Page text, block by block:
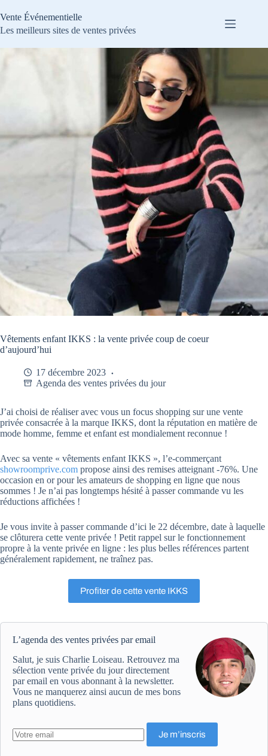
au
contenu
Vente Événementielle
Les meilleurs sites de ventes privées
Vêtements enfant IKKS : la vente privée coup de coeur
d’aujourd’hui
17 décembre 2023
Agenda des ventes privées du jour
J’ai choisi de réaliser avec vous un focus shopping sur une vente
privée consacrée à la marque IKKS, dont la réputation en matière de
mode homme, femme et enfant est mondialement reconnue !
Avec sa vente « vêtements enfant IKKS », l’e-commerçant
showroomprive.com propose ainsi des remises atteignant -76%. Une
occasion en or pour les amateurs de shopping en ligne que nous
sommes ! Je n’ai pas longtemps hésité à passer commande vu les
réductions affichées !
Je vous invite à passer commande d’ici le 22 décembre, date à laquelle
se clôturera cette vente privée ! Petit rappel sur le fonctionnement
propre à la vente privée en ligne : les plus belles références partent
généralement rapidement, ne traînez pas.
Profiter de cette vente IKKS
L’agenda des ventes privées par email
Salut, je suis Charlie Loiseau. Retrouvez ma
sélection vente privée du jour directement
par email en vous abonnant à la newsletter.
Vous ne manquerez ainsi aucun de mes bons
plans quotidiens.